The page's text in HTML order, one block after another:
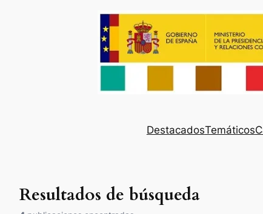
DestacadosTemáticos
Resultados de búsqueda